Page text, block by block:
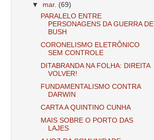
▼ mar. (69)
PARALELO ENTRE
PERSONAGENS DA GUERRA DE
BUSH
CORONELISMO ELETRÔNICO
SEM CONTROLE
DITABRANDA NA FOLHA: DIREITA
VOLVER!
FUNDAMENTALISMO CONTRA
DARWIN
CARTA A QUINTINO CUNHA
MAIS SOBRE O PORTO DAS
LAJES